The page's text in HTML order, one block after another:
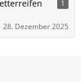
1
28. Dezember 2025